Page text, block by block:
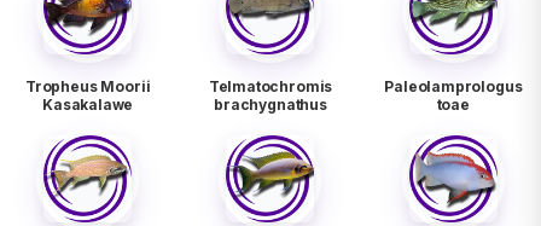
Tropheus Moorii
Kasakalawe
Telmatochromis
brachygnathus
Paleolamprologus
toae